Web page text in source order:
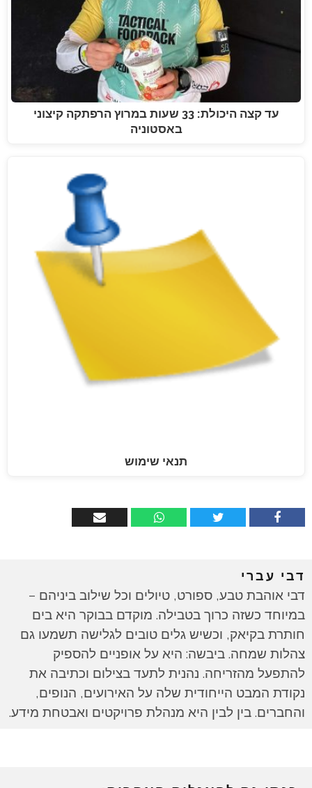
עד קצה היכולת: 33 שעות במרוץ הרפתקה קיצוני
באסטוניה
תנאי שימוש
דבי עברי
דבי אוהבת טבע, ספורט, טיולים וכל שילוב ביניהם –
במיוחד כשזה כרוך בטבילה. מוקדם בבוקר היא בים
חותרת בקיאק, וכשיש גלים טובים לגלישה תשמעו גם
צהלות שמחה. ביבשה: היא על אופניים להספיק
להתפעל מהזריחה. נהנית לתעד בצילום וכתיבה את
נקודת המבט הייחודית שלה על האירועים, הנופים,
והחברים. בין לבין היא מנהלת פרויקטים ואבטחת מידע.